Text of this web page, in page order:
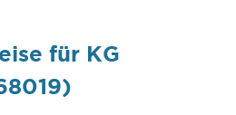
für KG